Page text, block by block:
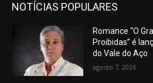
NOTÍCIAS POPULARES
Romance “O
Proibidas” é
do Vale do Aço
agosto 7, 2026